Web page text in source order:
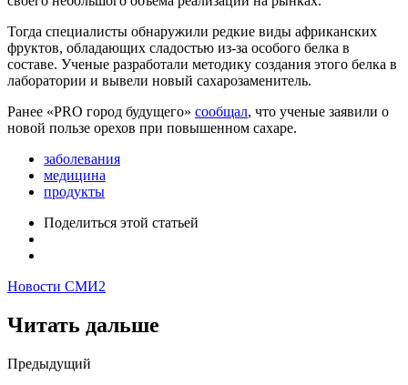
Тогда специалисты обнаружили редкие виды африканских
фруктов, обладающих сладостью из-за особого белка в
составе. Ученые разработали методику создания этого белка в
лаборатории и вывели новый сахарозаменитель.
Ранее «PRO город будущего» сообщал, что ученые заявили о
новой пользе орехов при повышенном сахаре.
заболевания
медицина
продукты
Поделиться этой статьей
Новости СМИ2
Читать дальше
Post
Предыдущий